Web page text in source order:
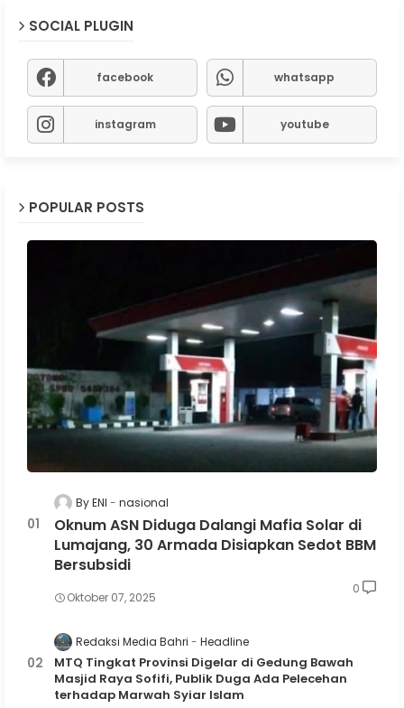
SOCIAL PLUGIN
facebook whatsapp
instagram youtube
POPULAR POSTS
By ENI nasional
Oknum ASN Diduga Dalangi Mafia Solar di
Lumajang, 30 Armada Disiapkan Sedot BBM
Bersubsidi
Oktober 07, 2025
0
Redaksi Media Bahri Headline
MTQ Tingkat Provinsi Digelar di Gedung Bawah
Masjid Raya Sofifi, Publik Duga Ada Pelecehan
terhadap Marwah Syiar Islam